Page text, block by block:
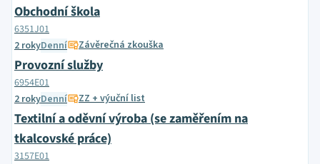
Obchodní škola
6351J01
2 rokyDenní Závěrečná zkouška
Provozní služby
6954E01
2 rokyDenní ZZ + výuční list
Textilní a oděvní výroba (se zaměřením na
tkalcovské práce)
3157E01